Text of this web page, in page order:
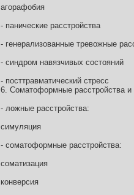
агорафобия
- панические расстройства
- генерализованные тревожные
- синдром навязчивых состояний
- посттравматический стресс
6. Соматоформные расстройства и
- ложные расстройства:
симуляция
- соматоформные расстройства:
соматизация
конверсия